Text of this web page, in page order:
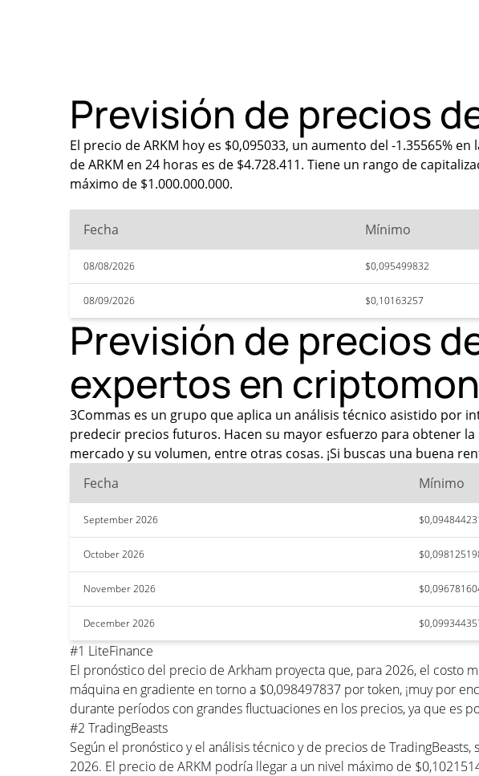
Previsión de precios
El precio de ARKM hoy es $0,095033, un aumento del -1.35565%
de ARKM en 24 horas es de $4.728.411. Tiene un rango de
máximo de $1.000.000.000.
Fecha Mínimo
08/08/2026 $0,095499832
08/09/2026 $0,10163257
Previsión de precios
expertos en
3Commas es un grupo que aplica un análisis técnico asistido por
predecir precios futuros. Hacen su mayor esfuerzo para obtener
mercado y su volumen, entre otras cosas. ¡Si buscas una buena
Fecha
Mínimo
September 2026
October 2026
November 2026
December 2026
#1 LiteFinance
El pronóstico del precio de Arkham proyecta que, para 2026, el costo
máquina en gradiente en torno a $0,098497837 por token, ¡muy por
durante períodos con grandes fluctuaciones en los precios, ya que es
#2 TradingBeasts
Según el pronóstico y el análisis técnico y de precios de
2026. El precio de ARKM podría llegar a un nivel máximo de